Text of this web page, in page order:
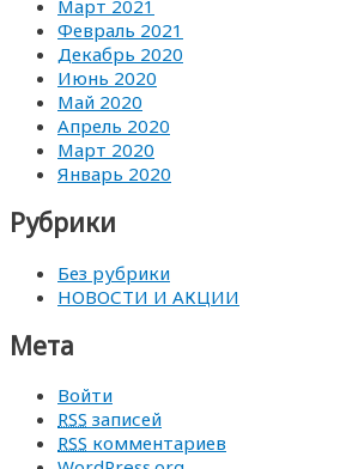
Март 2021
Февраль 2021
Декабрь 2020
Июнь 2020
Май 2020
Апрель 2020
Март 2020
Январь 2020
Рубрики
Без рубрики
НОВОСТИ И АКЦИИ
Мета
Войти
RSS записей
RSS комментариев